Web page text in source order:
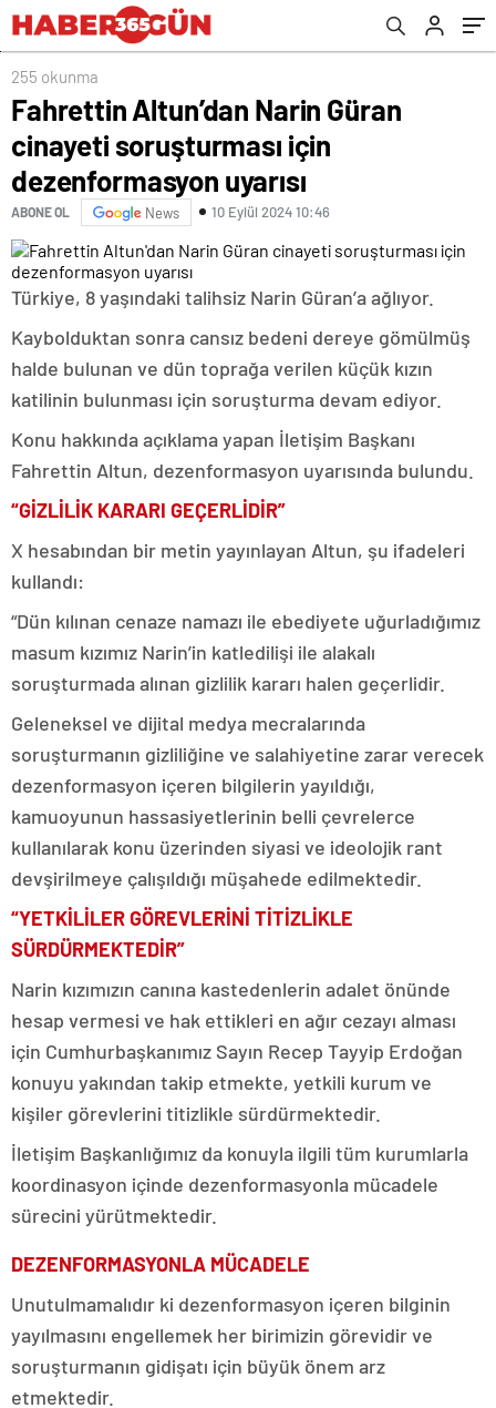
255 okunma
Fahrettin Altun’dan Narin Güran
cinayeti soruşturması için
dezenformasyon uyarısı
ABONE OL News 10 Eylül 2024 10:46
Türkiye, 8 yaşındaki talihsiz Narin Güran’a ağlıyor.
Kaybolduktan sonra cansız bedeni dereye gömülmüş
halde bulunan ve dün toprağa verilen küçük kızın
katilinin bulunması için soruşturma devam ediyor.
Konu hakkında açıklama yapan İletişim Başkanı
Fahrettin Altun, dezenformasyon uyarısında bulundu.
“GİZLİLİK KARARI GEÇERLİDİR”
X hesabından bir metin yayınlayan Altun, şu ifadeleri
kullandı:
“Dün kılınan cenaze namazı ile ebediyete uğurladığımız
masum kızımız Narin’in katledilişi ile alakalı
soruşturmada alınan gizlilik kararı halen geçerlidir.
Geleneksel ve dijital medya mecralarında
soruşturmanın gizliliğine ve salahiyetine zarar verecek
dezenformasyon içeren bilgilerin yayıldığı,
kamuoyunun hassasiyetlerinin belli çevrelerce
kullanılarak konu üzerinden siyasi ve ideolojik rant
devşirilmeye çalışıldığı müşahede edilmektedir.
“YETKİLİLER GÖREVLERİNİ TİTİZLİKLE
SÜRDÜRMEKTEDİR”
Narin kızımızın canına kastedenlerin adalet önünde
hesap vermesi ve hak ettikleri en ağır cezayı alması
için Cumhurbaşkanımız Sayın Recep Tayyip Erdoğan
konuyu yakından takip etmekte, yetkili kurum ve
kişiler görevlerini titizlikle sürdürmektedir.
İletişim Başkanlığımız da konuyla ilgili tüm kurumlarla
koordinasyon içinde dezenformasyonla mücadele
sürecini yürütmektedir.
DEZENFORMASYONLA MÜCADELE
Unutulmamalıdır ki dezenformasyon içeren bilginin
yayılmasını engellemek her birimizin görevidir ve
soruşturmanın gidişatı için büyük önem arz
etmektedir.